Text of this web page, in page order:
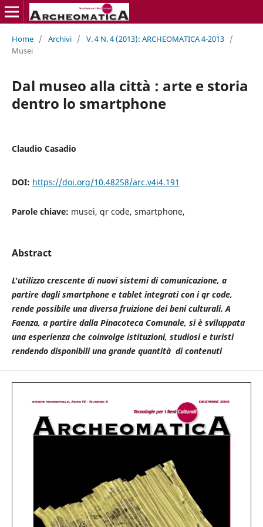
Home / Archivi / V. 4 N. 4 (2013): ARCHEOMATICA 4-2013 /
Musei
Dal museo alla città : arte e storia
dentro lo smartphone
Claudio Casadio
DOI: https://doi.org/10.48258/arc.v4i4.191
Parole chiave: musei, qr code, smartphone,
Abstract
L'utilizzo crescente di nuovi sistemi di comunicazione, a
partire dagli smartphone e tablet integrati con i qr code,
rende possibile una diversa fruizione dei beni culturali. A
Faenza, a partire dalla Pinacoteca Comunale, si è sviluppata
una esperienza che coinvolge istituzioni, studiosi e turisti
rendendo disponibili una grande quantità di contenuti